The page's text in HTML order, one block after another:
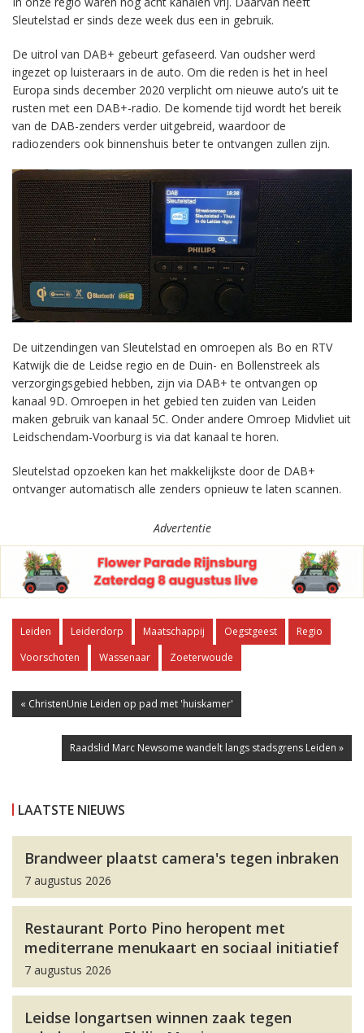
Sleutelstad er sinds deze week dus een in gebruik.
De uitrol van DAB+ gebeurt gefaseerd. Van oudsher werd
ingezet op luisteraars in de auto. Om die reden is het in heel
Europa sinds december 2020 verplicht om nieuwe auto’s uit te
rusten met een DAB+-radio. De komende tijd wordt het bereik
van de DAB-zenders verder uitgebreid, waardoor de
radiozenders ook binnenshuis beter te ontvangen zullen zijn.
De uitzendingen van Sleutelstad en omroepen als Bo en RTV
Katwijk die de Leidse regio en de Duin- en Bollenstreek als
verzorgingsgebied hebben, zijn via DAB+ te ontvangen op
kanaal 9D. Omroepen in het gebied ten zuiden van Leiden
maken gebruik van kanaal 5C. Onder andere Omroep Midvliet uit
Leidschendam-Voorburg is via dat kanaal te horen.
Sleutelstad opzoeken kan het makkelijkste door de DAB+
ontvanger automatisch alle zenders opnieuw te laten scannen.
Advertentie
Leiden Leiderdorp Maatschappij Oegstgeest
Regio
Voorschoten
Wassenaar Zoeterwoude
« ChristenUnie Leiden op pad met 'huiskamer'
Raadslid Marc Newsome wandelt langs stadsgrens Leiden »
LAATSTE NIEUWS
Brandweer plaatst camera's tegen inbraken
7 augustus 2026
Restaurant Porto Pino heropent met
mediterrane menukaart en sociaal initiatief
7 augustus 2026
Leidse longartsen winnen zaak tegen